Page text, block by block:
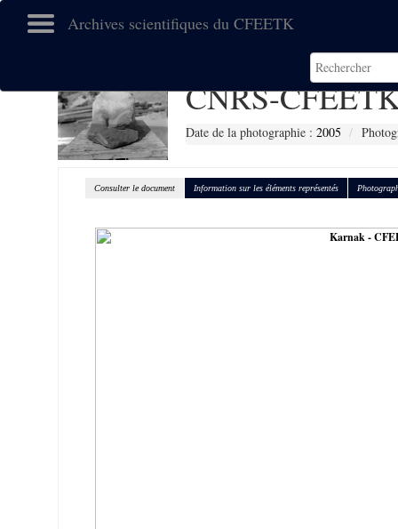
Archives scientifiques du CFEETK
CNRS-
Date de la photographie :2005
Consulter le document Information sur les éléments représentés